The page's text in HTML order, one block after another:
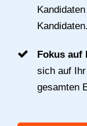
Kandidaten.
Fokus auf
sich auf
gesamten